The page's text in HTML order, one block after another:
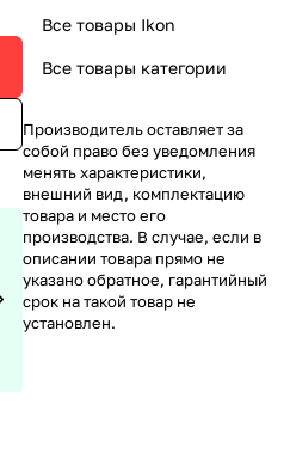
Все товары Ikon
Все товары категории
Производитель оставляет за
собой право без уведомления
менять характеристики,
внешний вид, комплектацию
товара и место его
производства. В случае, если в
описании товара прямо не
указано обратное, гарантийный
срок на такой товар не
установлен.